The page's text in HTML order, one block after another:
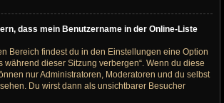
dass mein Benutzername in der Online-Liste
Bereich findest du in den Einstellungen eine Option
während dieser Sitzung verbergen“. Wenn du diese
nur Administratoren, Moderatoren und du selbst
Du wirst dann als unsichtbarer Besucher